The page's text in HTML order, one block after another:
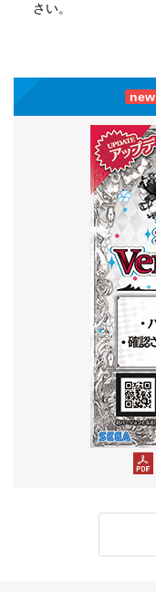
さい。
new